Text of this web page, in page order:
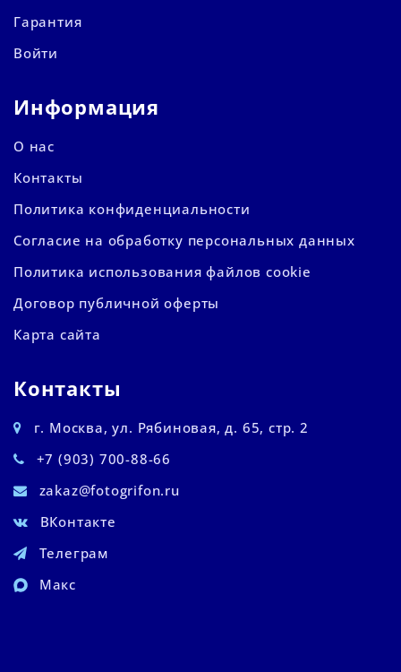
Гарантия
Войти
Информация
О нас
Контакты
Политика конфиденциальности
Согласие на обработку персональных данных
Политика использования файлов cookie
Договор публичной оферты
Карта сайта
Контакты
г. Москва, ул. Рябиновая, д. 65, стр. 2
+7 (903) 700-88-66
zakaz@fotogrifon.ru
ВКонтакте
Телеграм
Макс